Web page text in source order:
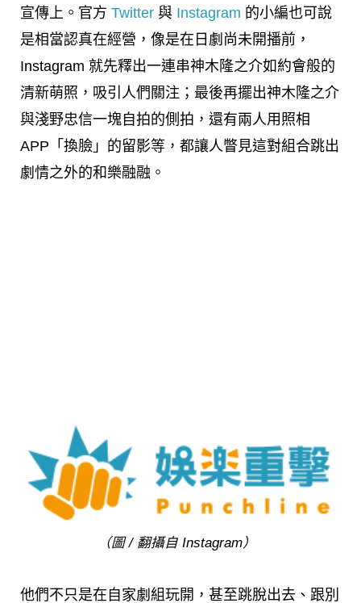
宣傳上。官方 Twitter 與 Instagram 的小編也可說
是相當認真在經營，像是在日劇尚未開播前，
Instagram 就先釋出一連串神木隆之介如約會般的
清新萌照，吸引人們關注；最後再擺出神木隆之介
與淺野忠信一塊自拍的側拍，還有兩人用照相
APP「換臉」的留影等，都讓人瞥見這對組合跳出
劇情之外的和樂融融。
（圖 / 翻攝自 Instagram）
他們不只是在自家劇組玩開，甚至跳脫出去、跟別